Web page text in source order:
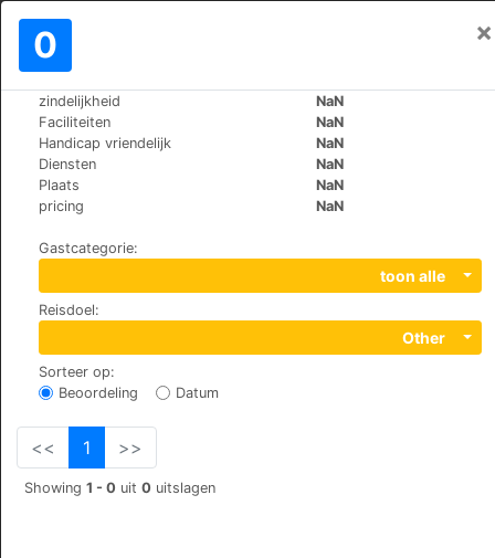
0 ×
zindelijkheid
NaN
Faciliteiten
NaN
Handicap vriendelijk
NaN
Diensten
NaN
Plaats
NaN
pricing
NaN
Gastcategorie:
toon alle
Reisdoel:
Other
Sorteer op:
Beoordeling
Datum
<< 1 >>
Showing 1 - 0 uit 0 uitslagen
Wereld>Bulgaria
Holiday Complex Rainbow
+359 (0)899609660
Sunny beach, cacao beach, 8214